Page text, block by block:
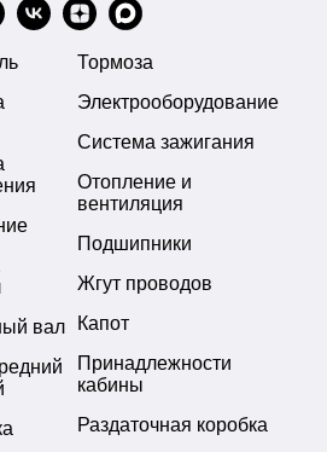
вал
Тормоза
Электрооборудование
Система зажигания
Отопление и
вентиляция
Подшипники
Жгут проводов
Капот
Принадлежности
кабины
Раздаточная коробка